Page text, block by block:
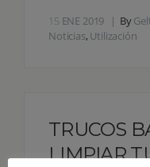
15 ENE 2019 By
Noticias, Utilización
TRUCOS
LIMPIAR